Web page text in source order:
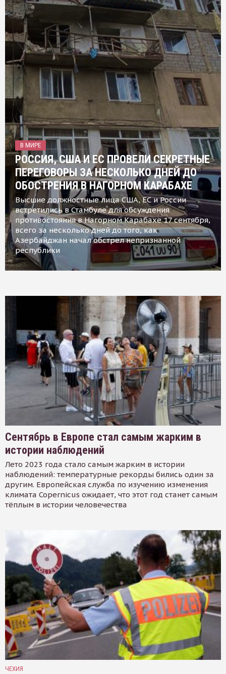
В МИРЕ
РОССИЯ, США И ЕС ПРОВЕЛИ СЕКРЕТНЫЕ
ПЕРЕГОВОРЫ ЗА НЕСКОЛЬКО ДНЕЙ ДО
ОБОСТРЕНИЯ В НАГОРНОМ КАРАБАХЕ
Высшие должностные лица США, ЕС и России
встретились в Стамбуле для обсуждения
противостояния в Нагорном Карабахе 17 сентября,
всего за несколько дней до того, как
Азербайджан начал обстрел непризнанной
республики
Сентябрь в Европе стал самым жарким в
истории наблюдений
Лето 2023 года стало самым жарким в истории
наблюдений: температурные рекорды бились один за
другим. Европейская служба по изучению изменения
климата Copernicus ожидает, что этот год станет самым
тёплым в истории человечества
ЧЕХИЯ